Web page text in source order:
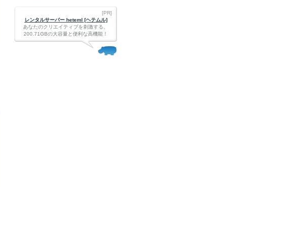
[PR]
レンタルサーバー heteml [ヘテムル]
あなたのクリエイティブを刺激する、
200.71GBの大容量と便利な高機能！